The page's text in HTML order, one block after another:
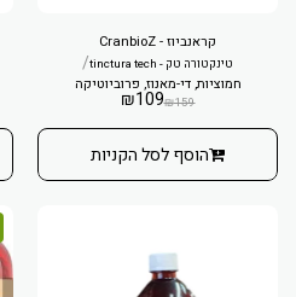
קראנביוז - CranbioZ
טינקטורה טק - tinctura tech /
חמוציות, די-מאנוז, פרוביוטיקה
₪159
₪109
הוסף לסל הקניות